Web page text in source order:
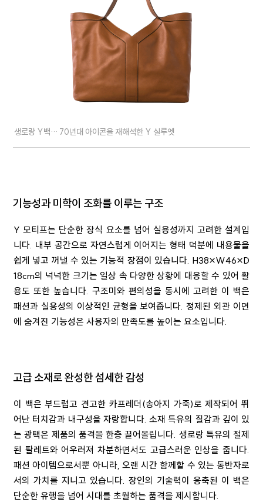
생로랑 Y백… 70년대 아이콘을 재해석한 Y 실루엣
기능성과 미학이 조화를 이루는 구조
Y 모티프는 단순한 장식 요소를 넘어 실용성까지 고려한 설계입
니다. 내부 공간으로 자연스럽게 이어지는 형태 덕분에 내용물을
쉽게 넣고 꺼낼 수 있는 기능적 장점이 있습니다. H38×W46×D
18cm의 넉넉한 크기는 일상 속 다양한 상황에 대응할 수 있어 활
용도 또한 높습니다. 구조미와 편의성을 동시에 고려한 이 백은
패션과 실용성의 이상적인 균형을 보여줍니다. 정제된 외관 이면
에 숨겨진 기능성은 사용자의 만족도를 높이는 요소입니다.
고급 소재로 완성한 섬세한 감성
이 백은 부드럽고 견고한 카프레더(송아지 가죽)로 제작되어 뛰
어난 터치감과 내구성을 자랑합니다. 소재 특유의 질감과 깊이 있
는 광택은 제품의 품격을 한층 끌어올립니다. 생로랑 특유의 절제
된 팔레트와 어우러져 차분하면서도 고급스러운 인상을 줍니다.
패션 아이템으로서뿐 아니라, 오랜 시간 함께할 수 있는 동반자로
서의 가치를 지니고 있습니다. 장인의 기술력이 응축된 이 백은
단순한 유행을 넘어 시대를 초월하는 품격을 제시합니다.